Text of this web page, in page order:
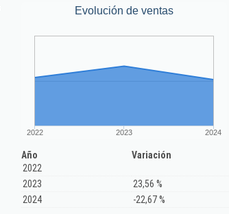
Evolución de ventas
2022 2023 2024
Año
Variación
2022
2023
23,56 %
2024
-22,67 %